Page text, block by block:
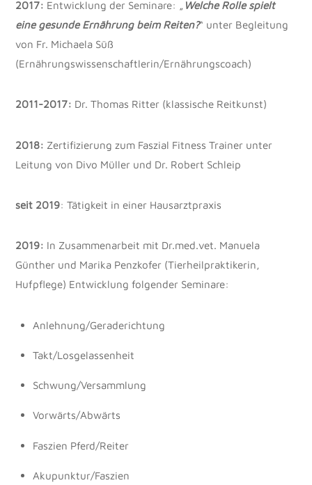
2017: Entwicklung der Seminare: „ Welche Rolle spielt
eine gesunde Ernährung beim Reiten?“ unter Begleitung
von Fr. Michaela Süß
(Ernährungswissenschaftlerin/Ernährungscoach)
2011-2017: Dr. Thomas Ritter (klassische Reitkunst)
2018: Zertifizierung zum Faszial Fitness Trainer unter
Leitung von Divo Müller und Dr. Robert Schleip
seit 2019: Tätigkeit in einer Hausarztpraxis
2019: In Zusammenarbeit mit Dr.med.vet. Manuela
Günther und Marika Penzkofer (Tierheilpraktikerin,
Hufpflege) Entwicklung folgender Seminare:
Anlehnung/Geraderichtung
Takt/Losgelassenheit
Schwung/Versammlung
Vorwärts/Abwärts
Faszien Pferd/Reiter
Akupunktur/Faszien